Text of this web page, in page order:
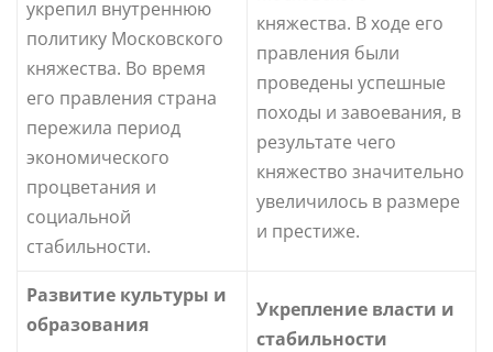
укрепил внутреннюю
политику Московского
княжества. Во время
его правления страна
пережила период
экономического
процветания и
социальной
стабильности.
княжества. В ходе его
правления были
проведены успешные
походы и завоевания, в
результате чего
княжество значительно
увеличилось в размере
и престиже.
Развитие культуры и
образования
Укрепление власти и
стабильности